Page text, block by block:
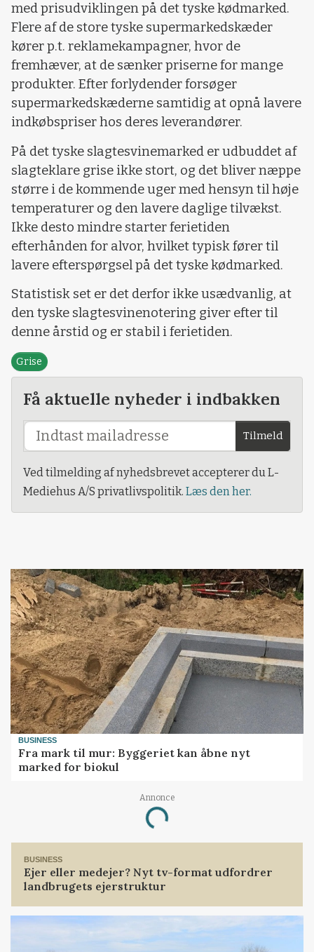
med prisudviklingen på det tyske kødmarked.
Flere af de store tyske supermarkedskæder
kører p.t. reklamekampagner, hvor de
fremhæver, at de sænker priserne for mange
produkter. Efter forlydender forsøger
supermarkedskæderne samtidig at opnå lavere
indkøbspriser hos deres leverandører.
På det tyske slagtesvinemarked er udbuddet af
slagteklare grise ikke stort, og det bliver næppe
større i de kommende uger med hensyn til høje
temperaturer og den lavere daglige tilvækst.
Ikke desto mindre starter ferietiden
efterhånden for alvor, hvilket typisk fører til
lavere efterspørgsel på det tyske kødmarked.
Statistisk set er det derfor ikke usædvanlig, at
den tyske slagtesvinenotering giver efter til
denne årstid og er stabil i ferietiden.
Grise
Få aktuelle nyheder i indbakken
Tilmeld
Ved tilmelding af nyhedsbrevet accepterer du L-
Mediehus A/S privatlivspolitik. Læs den her.
BUSINESS
Fra mark til mur: Byggeriet kan åbne nyt
marked for biokul
Annonce
Loading...
BUSINESS
Ejer eller medejer? Nyt tv-format udfordrer
landbrugets ejerstruktur